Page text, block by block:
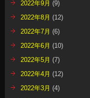
2022年9月 (9)
2022年8月 (12)
2022年7月 (6)
2022年6月 (10)
2022年5月 (7)
2022年4月 (12)
2022年3月 (4)